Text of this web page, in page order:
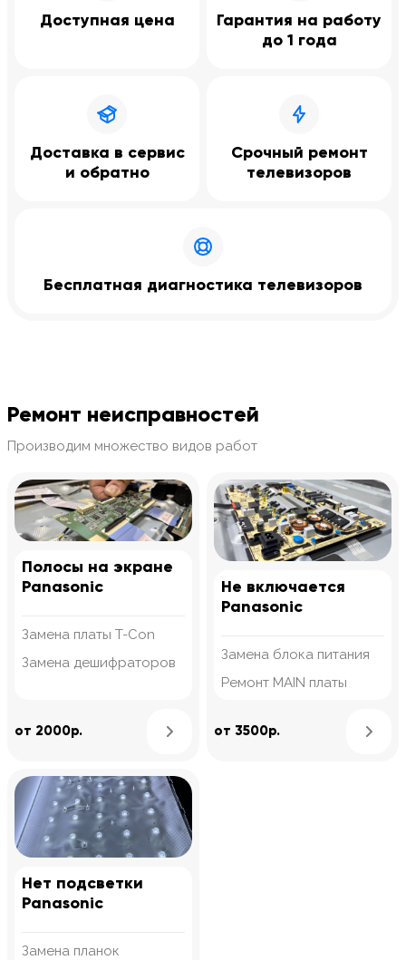
Доступная цена
Гарантия на работу
до 1 года
Доставка в сервис
и обратно
Срочный ремонт
телевизоров
Бесплатная диагностика телевизоров
Ремонт неисправностей
Производим множество видов работ
Полосы на экране
Panasonic
Замена платы T-Con
Замена дешифраторов
от 2000р. Узнать подробнее
Не включается
Panasonic
Замена блока питания
Ремонт MAIN платы
от 3500р.
Нет подсветки
Panasonic
Замена планок